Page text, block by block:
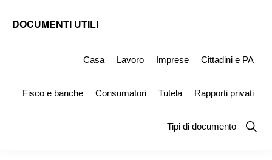
DOCUMENTI UTILI
Simile
Casa Lavoro Imprese Cittadini e PA
Fisco e banche Consumatori Tutela Rapporti privati
Tipi di documento
Show